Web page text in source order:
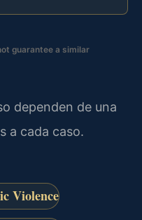
guarantee a similar
dependen de una
a cada caso.
Violence